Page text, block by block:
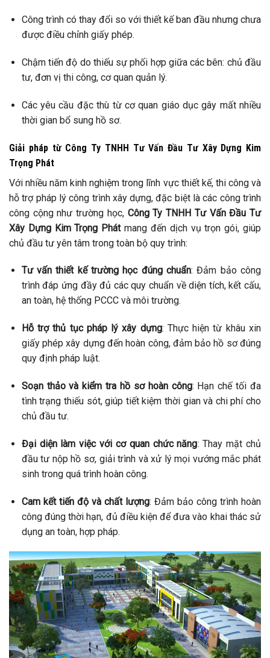
Công trình có thay đổi so với thiết kế ban đầu nhưng chưa
được điều chỉnh giấy phép.
Chậm tiến độ do thiếu sự phối hợp giữa các bên: chủ đầu
tư, đơn vị thi công, cơ quan quản lý.
Các yêu cầu đặc thù từ cơ quan giáo dục gây mất nhiều
thời gian bổ sung hồ sơ.
Giải pháp từ Công Ty TNHH Tư Vấn Đầu Tư Xây Dựng Kim
Trọng Phát
Với nhiều năm kinh nghiệm trong lĩnh vực thiết kế, thi công và
hỗ trợ pháp lý công trình xây dựng, đặc biệt là các công trình
công cộng như trường học, Công Ty TNHH Tư Vấn Đầu Tư
Xây Dựng Kim Trọng Phátmang đến dịch vụ trọn gói, giúp
chủ đầu tư yên tâm trong toàn bộ quy trình:
Tư vấn thiết kế trường học đúng chuẩn: Đảm bảo công
trình đáp ứng đầy đủ các quy chuẩn về diện tích, kết cấu,
an toàn, hệ thống PCCC và môi trường.
Hỗ trợ thủ tục pháp lý xây dựng: Thực hiện từ khâu xin
giấy phép xây dựng đến hoàn công, đảm bảo hồ sơ đúng
quy định pháp luật.
Soạn thảo và kiểm tra hồ sơ hoàn công: Hạn chế tối đa
tình trạng thiếu sót, giúp tiết kiệm thời gian và chi phí cho
chủ đầu tư.
Đại diện làm việc với cơ quan chức năng: Thay mặt chủ
đầu tư nộp hồ sơ, giải trình và xử lý mọi vướng mắc phát
sinh trong quá trình hoàn công.
Cam kết tiến độ và chất lượng: Đảm bảo công trình hoàn
công đúng thời hạn, đủ điều kiện để đưa vào khai thác sử
dụng an toàn, hợp pháp.